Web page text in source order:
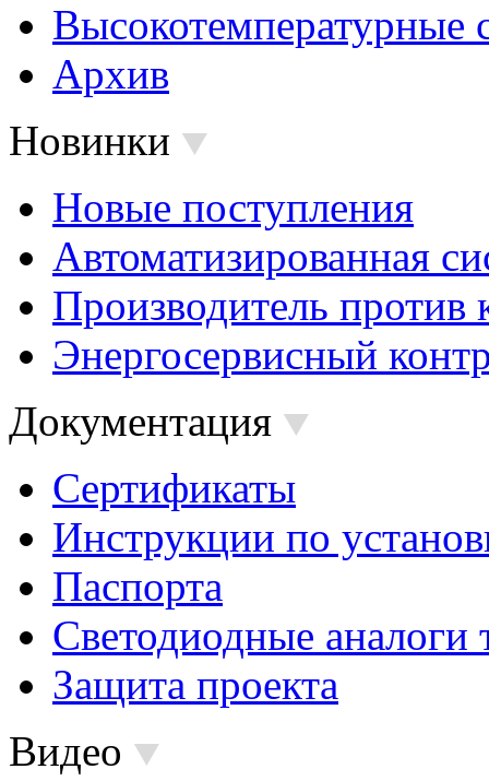
Высокотемпературные
Архив
Новинки
Новые поступления
Автоматизированная
Производитель против
Энергосервисный
Документация
Сертификаты
Инструкции по
Паспорта
Светодиодные аналоги
Защита проекта
Видео